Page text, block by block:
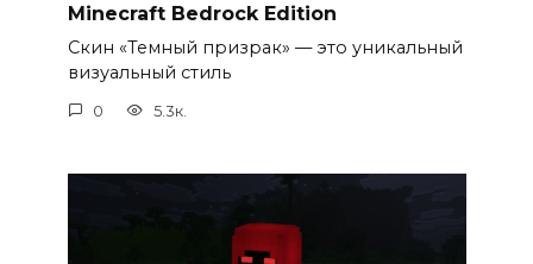
Minecraft Bedrock Edition
Скин «Темный призрак» — это уникальный
визуальный стиль
0 5.3к.